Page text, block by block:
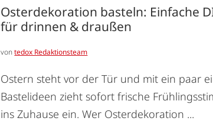
Osterdekoration basteln: Einfache
für drinnen & draußen
vontedox Redaktionsteam
Ostern steht vor der Tür und mit ein paar
Bastelideen zieht sofort frische
ins Zuhause ein. Wer Osterdekoration ...